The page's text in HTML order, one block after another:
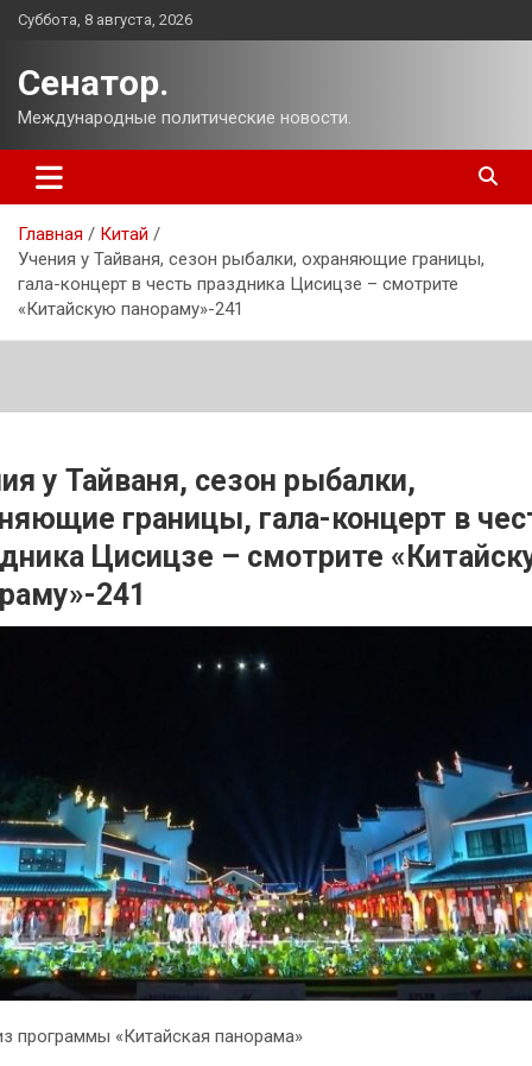
Перейти
Суббота, 8 августа, 2026
Сенатор.
Международные политические новости.
Главная
Китай
Учения у Тайваня, сезон рыбалки, охраняющие границы,
гала-концерт в честь праздника Цисицзе – смотрите
«Китайскую панораму»-241
у Тайваня, сезон рыбалки,
границы, гала-концерт в
Цисицзе – смотрите
241
программы «Китайская панорама»